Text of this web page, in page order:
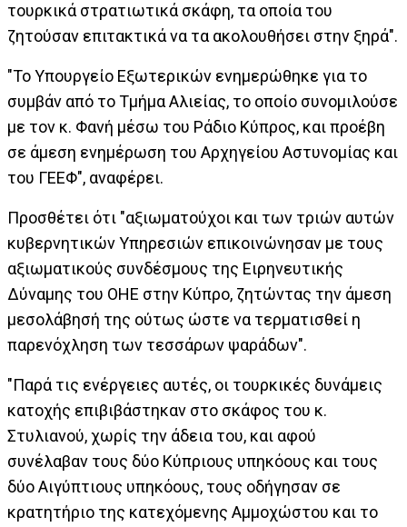
τουρκικά στρατιωτικά σκάφη, τα οποία του
ζητούσαν επιτακτικά να τα ακολουθήσει στην ξηρά".
"Το Υπουργείο Εξωτερικών ενημερώθηκε για το
συμβάν από το Τμήμα Αλιείας, το οποίο συνομιλούσε
με τον κ. Φανή μέσω του Ράδιο Κύπρος, και προέβη
σε άμεση ενημέρωση του Αρχηγείου Αστυνομίας και
του ΓΕΕΦ", αναφέρει.
Προσθέτει ότι "αξιωματούχοι και των τριών αυτών
κυβερνητικών Υπηρεσιών επικοινώνησαν με τους
αξιωματικούς συνδέσμους της Ειρηνευτικής
Δύναμης του ΟΗΕ στην Κύπρο, ζητώντας την άμεση
μεσολάβησή της ούτως ώστε να τερματισθεί η
παρενόχληση των τεσσάρων ψαράδων".
"Παρά τις ενέργειες αυτές, οι τουρκικές δυνάμεις
κατοχής επιβιβάστηκαν στο σκάφος του κ.
Στυλιανού, χωρίς την άδεια του, και αφού
συνέλαβαν τους δύο Κύπριους υπηκόους και τους
δύο Αιγύπτιους υπηκόους, τους οδήγησαν σε
κρατητήριο της κατεχόμενης Αμμοχώστου και το